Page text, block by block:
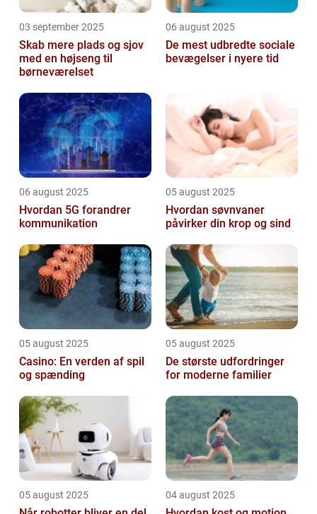
03 september 2025
Skab mere plads og sjov
med en højseng til
børneværelset
06 august 2025
De mest udbredte sociale
bevægelser i nyere tid
06 august 2025
Hvordan 5G forandrer
kommunikation
05 august 2025
Hvordan søvnvaner
påvirker din krop og sind
05 august 2025
Casino: En verden af spil
og spænding
05 august 2025
De største udfordringer
for moderne familier
05 august 2025 04 august 2025